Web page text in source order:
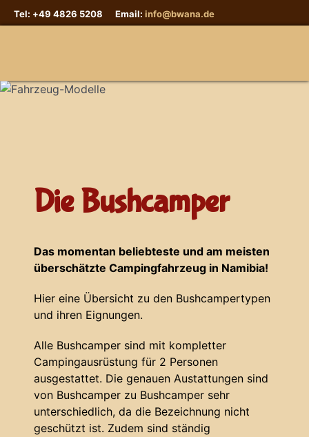
Tel: +49 4826 5208 Email: info@bwana.de
Sprache auswählen
Die Bushcamper
Das momentan beliebteste und am meisten
überschätzte Campingfahrzeug in Namibia!
Hier eine Übersicht zu den Bushcampertypen
und ihren Eignungen.
Alle Bushcamper sind mit kompletter
Campingausrüstung für 2 Personen
ausgestattet. Die genauen Austattungen sind
von Bushcamper zu Bushcamper sehr
unterschiedlich, da die Bezeichnung nicht
geschützt ist. Zudem sind ständig